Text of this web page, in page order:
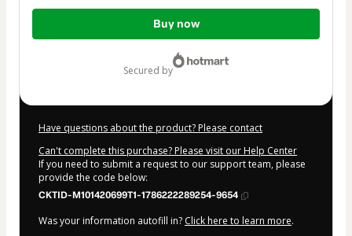
Total
Buy now
secured by
Have questions about the product? Please contact
Can't complete this purchase? Please visit our Help Center
If you need to submit a request to our support team, please
provide the code below:
CKTID-M101420699T1-1786222289254-9654
Was your information autofill in? Click here to learn more.